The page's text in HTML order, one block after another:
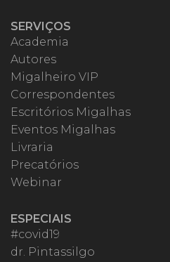
SERVIÇOS
Academia
Autores
Migalheiro VIP
Correspondentes
Escritórios Migalhas
Eventos Migalhas
Livraria
Precatórios
Webinar
ESPECIAIS
#covid19
dr. Pintassilgo